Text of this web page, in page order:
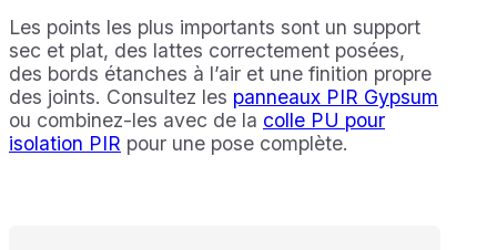
Les points les plus importants sont un support
sec et plat, des lattes correctement posées,
des bords étanches à l’air et une finition propre
des joints. Consultez les panneaux PIR Gypsum
ou combinez-les avec de la colle PU pour
isolation PIR pour une pose complète.